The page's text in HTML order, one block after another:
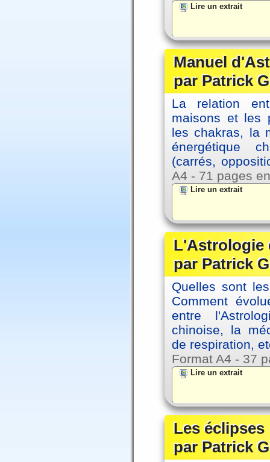
Lire un extrait
Manuel
par Patrick
La relation
maisons et les
les chakras, la
énergétique
(carrés,
A4 - 71 pages
Lire un extrait
L'Astrologie
par Patrick
Quelles sont
Comment
entre
chinoise, la
de respiration,
Format A4 - 37
Lire un extrait
Les éclipses
par Patrick